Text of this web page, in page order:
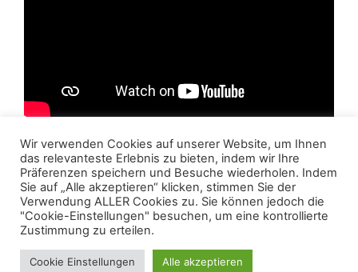
Datenschutzerklärung
Impressum
© 2026 Hammer - Schüler*innenzeitung der Rurtal-
Wir verwenden Cookies auf unserer Website, um Ihnen
das relevanteste Erlebnis zu bieten, indem wir Ihre
Präferenzen speichern und Besuche wiederholen. Indem
Sie auf „Alle akzeptieren“ klicken, stimmen Sie der
Verwendung ALLER Cookies zu. Sie können jedoch die
"Cookie-Einstellungen" besuchen, um eine kontrollierte
Zustimmung zu erteilen.
Cookie Einstellungen Alle akzeptieren